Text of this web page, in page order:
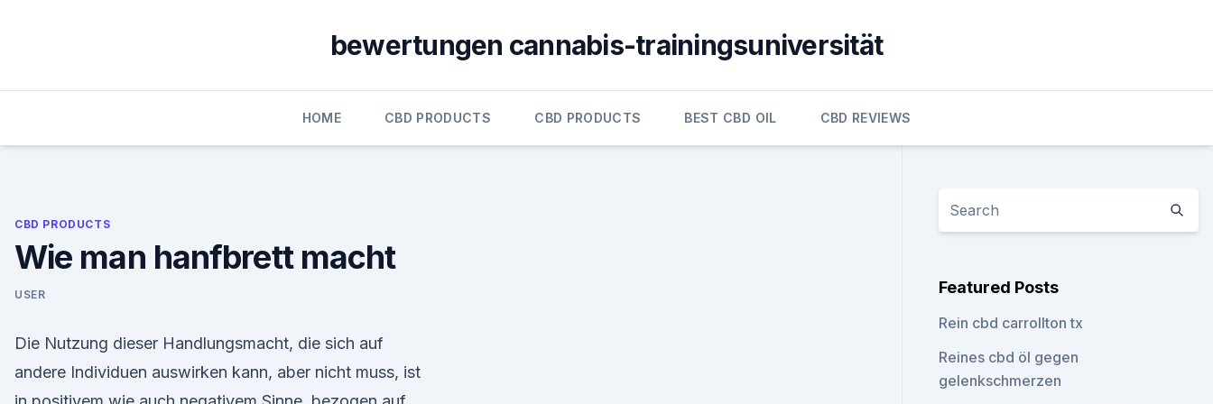
bewertungen cannabis-trainingsuniversität
HOME CBD PRODUCTS CBD PRODUCTS BEST CBD OIL CBD REVIEWS
CBD PRODUCTS
Wie man hanfbrett macht
USER
Die Nutzung dieser Handlungsmacht, die sich auf
andere Individuen auswirken kann, aber nicht muss, ist
Featured Posts
Rein cbd carrollton tx
Reines cbd öl gegen
gelenkschmerzen